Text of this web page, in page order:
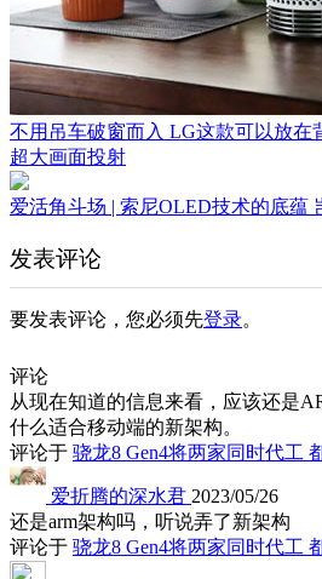
不用吊车破窗而入 LG这款可以放在
超大画面投射
爱活角斗场 | 索尼OLED技术的底蕴
发表评论
要发表评论，您必须先登录。
评论
从现在知道的信息来看，应该还是
什么适合移动端的新架构。
评论于 骁龙8 Gen4将两家同时代工
爱折腾的深水君 2023/05/26
还是arm架构吗，听说弄了新架构
评论于 骁龙8 Gen4将两家同时代工